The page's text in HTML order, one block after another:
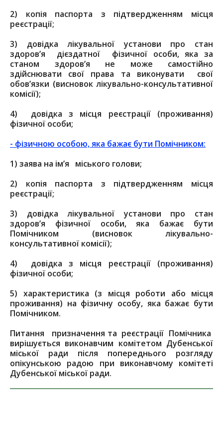
2) копія паспорта з підтвердженням місця
реєстрації;
3) довідка лікувальної установи про стан
здоров’я дієздатної фізичної особи, яка за
станом здоров’я не може самостійно
здійснювати свої права та виконувати свої
обов’язки (висновок лікувально-консультативної
комісії);
4) довідка з місця реєстрації (проживання)
фізичної особи;
- фізичною особою, яка бажає бути Помічником:
1) заява на ім’я міського голови;
2) копія паспорта з підтвердженням місця
реєстрації;
3) довідка лікувальної установи про стан
здоров’я фізичної особи, яка бажає бути
Помічником (висновок лікувально-
консультативної комісії);
4) довідка з місця реєстрації (проживання)
фізичної особи;
5) характеристика (з місця роботи або місця
проживання) на фізичну особу, яка бажає бути
Помічником.
Питання призначення та реєстрації Помічника
вирішується виконавчим комітетом Дубенської
міської ради після попереднього розгляду
опікунською радою при виконавчому комітеті
Дубенської міської ради.